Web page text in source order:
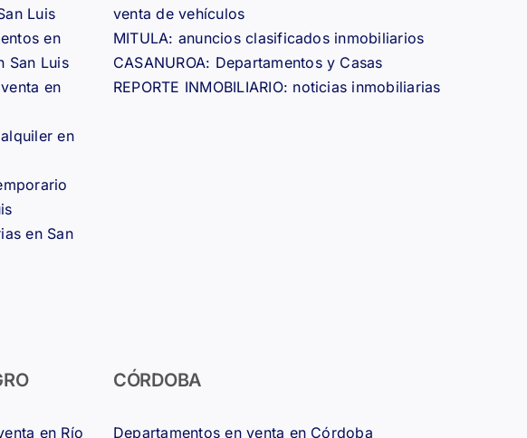
Luis
en
San Luis
en
en
en San
venta de vehículos
MITULA: anuncios clasificados inmobiliarios
CASANUROA: Departamentos y Casas
REPORTE INMOBILIARIO: noticias inmobiliarias
en Río
CÓRDOBA
Departamentos en venta en Córdoba